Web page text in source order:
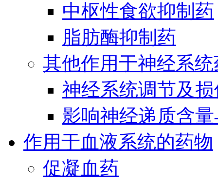
中枢性食欲抑制药
脂肪酶抑制药
其他作用于神经系统
神经系统调节及
影响神经递质含
作用于血液系统的药物
促凝血药